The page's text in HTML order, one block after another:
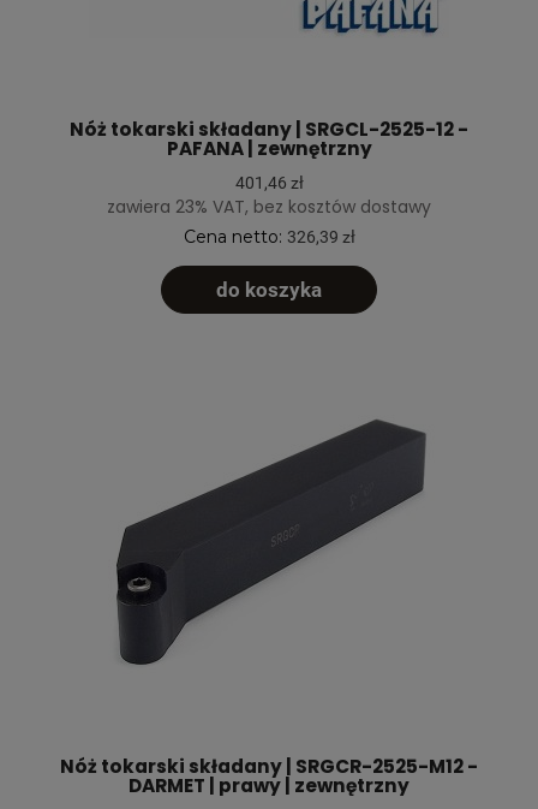
Nóż tokarski składany | SRGCL-2525-12 -
PAFANA | zewnętrzny
401,46 zł
zawiera 23% VAT, bez kosztów dostawy
Cena netto: 326,39 zł
do koszyka
Nóż tokarski składany | SRGCR-2525-M12 -
DARMET | prawy | zewnętrzny